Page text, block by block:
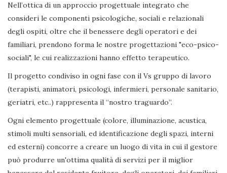
Nell’ottica di un approccio progettuale integrato che
consideri le componenti psicologiche, sociali e relazionali
degli ospiti, oltre che il benessere degli operatori e dei
familiari, prendono forma le nostre progettazioni "eco-psico-
sociali", le cui realizzazioni hanno effetto terapeutico.
Il progetto condiviso in ogni fase con il Vs gruppo di lavoro
(terapisti, animatori, psicologi, infermieri, personale sanitario,
geriatri, etc..) rappresenta il “nostro traguardo”.
Ogni elemento progettuale (colore, illuminazione, acustica,
stimoli multi sensoriali, ed identificazione degli spazi, interni
ed esterni) concorre a creare un luogo di vita in cui il gestore
può produrre un'ottima qualità di servizi per il miglior